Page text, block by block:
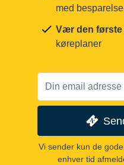
med
Vær den første
køreplaner
Vi sender kun de
enhver tid